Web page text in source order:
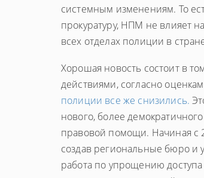
системным изменениям. То
прокуратуру, НПМ не влияет
всех отделах полиции в
Хорошая новость состоит в
действиями, согласно
полиции все же снизились.
нового, более
правовой помощи. Начиная с
создав региональные бюро и
работа по упрощению